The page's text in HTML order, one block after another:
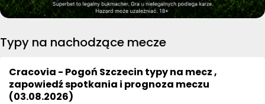
Typy na nachodzące mecze
Cracovia - Pogoń Szczecin typy na mecz ,
zapowiedź spotkania i prognoza meczu
(03.08.2026)